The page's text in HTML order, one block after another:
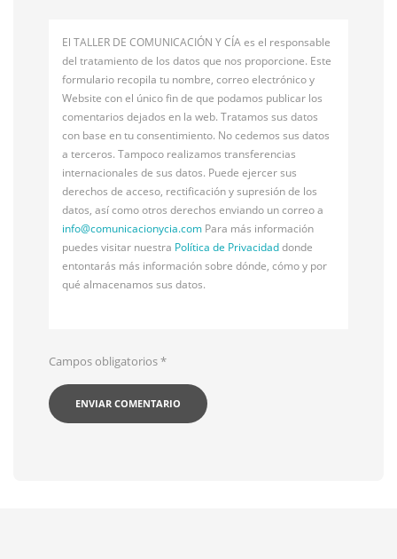
El TALLER DE COMUNICACIÓN Y CÍA es el responsable
del tratamiento de los datos que nos proporcione. Este
formulario recopila tu nombre, correo electrónico y
Website con el único fin de que podamos publicar los
comentarios dejados en la web. Tratamos sus datos
con base en tu consentimiento. No cedemos sus datos
a terceros. Tampoco realizamos transferencias
internacionales de sus datos. Puede ejercer sus
derechos de acceso, rectificación y supresión de los
datos, así como otros derechos enviando un correo a
info@comunicacionycia.com Para más información
puedes visitar nuestra Política de Privacidaddonde
entontarás más información sobre dónde, cómo y por
qué almacenamos sus datos.
Campos obligatorios*